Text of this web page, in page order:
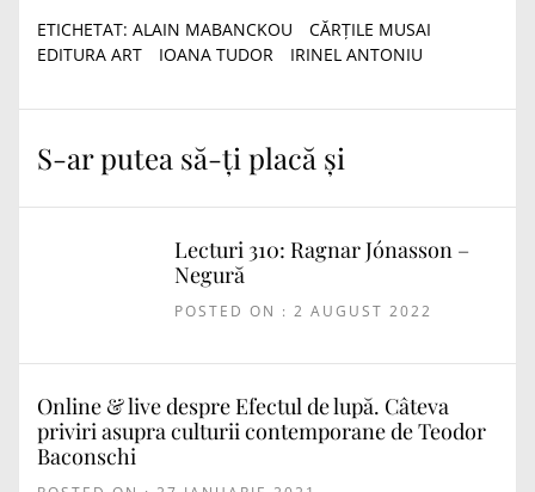
ETICHETAT: ALAIN MABANCKOU
CĂRȚILE MUSAI
EDITURA ART
IOANA TUDOR IRINEL ANTONIU
S-ar putea să-ți placă și
Lecturi 310: Ragnar Jónasson –
Negură
POSTED ON : 2 AUGUST 2022
Online & live despre Efectul de lupă. Câteva
priviri asupra culturii contemporane de Teodor
Baconschi